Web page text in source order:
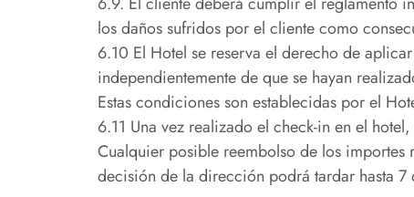
los daños sufridos por el cliente como
6.10 El Hotel se reserva el derecho de
independientemente de que se hayan
Estas condiciones son establecidas por el
6.11 Una vez realizado el check-in en el
Cualquier posible reembolso de los
decisión de la dirección podrá tardar hasta 7